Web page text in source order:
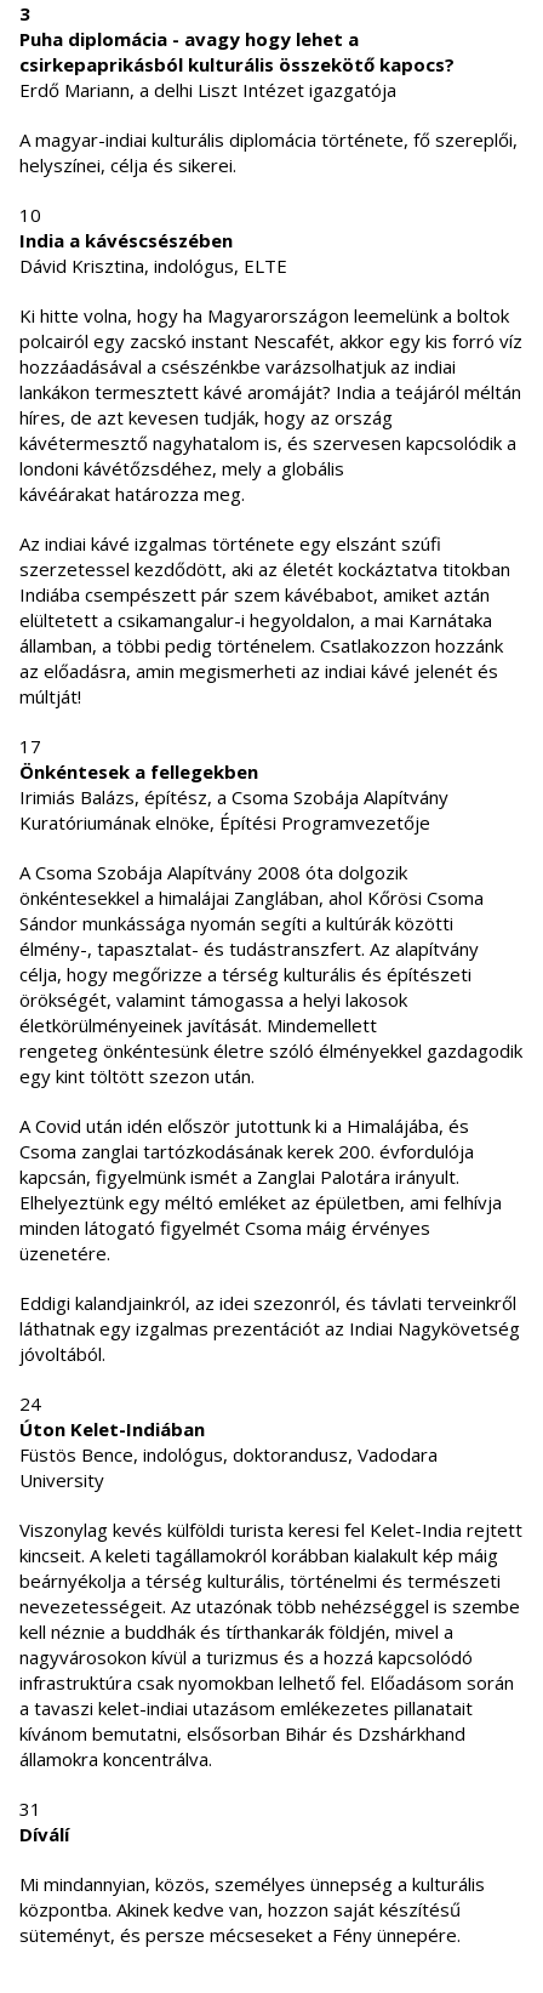
3
Puha diplomácia - avagy hogy lehet a
csirkepaprikásból kulturális összekötő kapocs?
Erdő Mariann, a delhi Liszt Intézet igazgatója
A magyar-indiai kulturális diplomácia története, fő szereplői,
helyszínei, célja és sikerei.
10
India a kávéscsészében
Dávid Krisztina, indológus, ELTE
Ki hitte volna, hogy ha Magyarországon leemelünk a boltok
polcairól egy zacskó instant Nescafét, akkor egy kis forró víz
hozzáadásával a csészénkbe varázsolhatjuk az indiai
lankákon termesztett kávé aromáját? India a teájáról méltán
híres, de azt kevesen tudják, hogy az ország
kávétermesztő nagyhatalom is, és szervesen kapcsolódik a
londoni kávétőzsdéhez, mely a globális
kávéárakat határozza meg.
Az indiai kávé izgalmas története egy elszánt szúfi
szerzetessel kezdődött, aki az életét kockáztatva titokban
Indiába csempészett pár szem kávébabot, amiket aztán
elültetett a csikamangalur-i hegyoldalon, a mai Karnátaka
államban, a többi pedig történelem. Csatlakozzon hozzánk
az előadásra, amin megismerheti az indiai kávé jelenét és
múltját!
17
Önkéntesek a fellegekben
Irimiás Balázs, építész, a Csoma Szobája Alapítvány
Kuratóriumának elnöke, Építési Programvezetője
A Csoma Szobája Alapítvány 2008 óta dolgozik
önkéntesekkel a himalájai Zanglában, ahol Kőrösi Csoma
Sándor munkássága nyomán segíti a kultúrák közötti
élmény-, tapasztalat- és tudástranszfert. Az alapítvány
célja, hogy megőrizze a térség kulturális és építészeti
örökségét, valamint támogassa a helyi lakosok
életkörülményeinek javítását. Mindemellett
rengeteg önkéntesünk életre szóló élményekkel gazdagodik
egy kint töltött szezon után.
A Covid után idén először jutottunk ki a Himalájába, és
Csoma zanglai tartózkodásának kerek 200. évfordulója
kapcsán, figyelmünk ismét a Zanglai Palotára irányult.
Elhelyeztünk egy méltó emléket az épületben, ami felhívja
minden látogató figyelmét Csoma máig érvényes
üzenetére.
Eddigi kalandjainkról, az idei szezonról, és távlati terveinkről
láthatnak egy izgalmas prezentációt az Indiai Nagykövetség
jóvoltából.
24
Úton Kelet-Indiában
Füstös Bence, indológus, doktorandusz, Vadodara
University
Viszonylag kevés külföldi turista keresi fel Kelet-India rejtett
kincseit. A keleti tagállamokról korábban kialakult kép máig
beárnyékolja a térség kulturális, történelmi és természeti
nevezetességeit. Az utazónak több nehézséggel is szembe
kell néznie a buddhák és tírthankarák földjén, mivel a
nagyvárosokon kívül a turizmus és a hozzá kapcsolódó
infrastruktúra csak nyomokban lelhető fel. Előadásom során
a tavaszi kelet-indiai utazásom emlékezetes pillanatait
kívánom bemutatni, elsősorban Bihár és Dzshárkhand
államokra koncentrálva.
31
Díválí
Mi mindannyian, közös, személyes ünnepség a kulturális
központba. Akinek kedve van, hozzon saját készítésű
süteményt, és persze mécseseket a Fény ünnepére.